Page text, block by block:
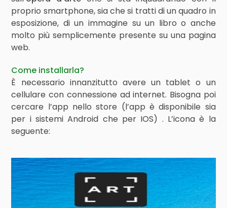
proprio smartphone, sia che si tratti di un quadro in
esposizione, di un immagine su un libro o anche
molto più semplicemente presente su una pagina
web.
Come installarla?
È necessario innanzitutto avere un tablet o un
cellulare con connessione ad internet. Bisogna poi
cercare l’app nello store (l’app è disponibile sia
per i sistemi Android che per IOS) . L’icona è la
seguente: